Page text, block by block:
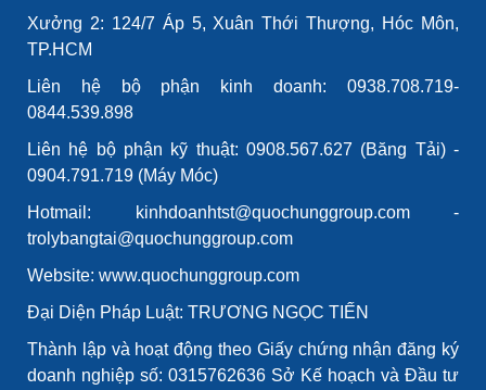
Xưởng 2: 124/7 Áp 5, Xuân Thới Thượng, Hóc Môn,
TP.HCM
Liên hệ bộ phận kinh doanh: 0938.708.719-
0844.539.898
Liên hệ bộ phận kỹ thuật: 0908.567.627 (Băng Tải) -
0904.791.719 (Máy Móc)
Hotmail: kinhdoanhtst@quochunggroup.com -
trolybangtai@quochunggroup.com
Website: www.quochunggroup.com
Đại Diện Pháp Luật: TRƯƠNG NGỌC TIẾN
Thành lập và hoạt động theo Giấy chứng nhận đăng ký
doanh nghiệp số: 0315762636 Sở Kế hoạch và Đầu tư